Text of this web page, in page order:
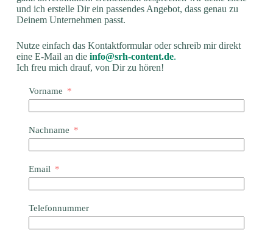
und ich erstelle Dir ein passendes Angebot, dass genau zu
Deinem Unternehmen passt.
Nutze einfach das Kontaktformular oder schreib mir direkt
eine E-Mail an die info@srh-content.de.
Ich freu mich drauf, von Dir zu hören!
Vorname
Nachname
Email
Telefonnummer